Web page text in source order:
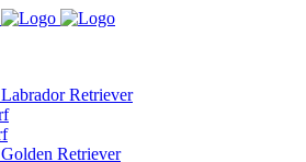
Retriever
Retriever